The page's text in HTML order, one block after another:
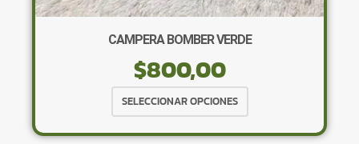
CAMPERA BOMBER VERDE
$800,00
SELECCIONAR OPCIONES
producto
tiene